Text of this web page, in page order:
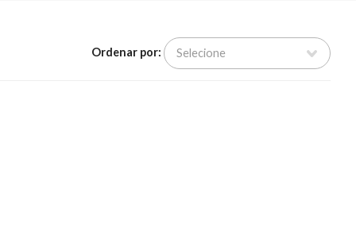
Ordenar por: